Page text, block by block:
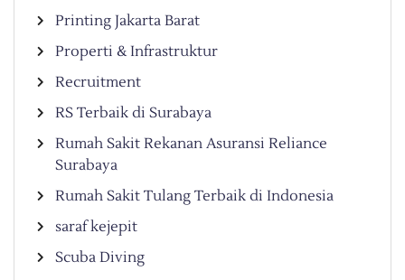
Printing Jakarta Barat
Properti & Infrastruktur
Recruitment
RS Terbaik di Surabaya
Rumah Sakit Rekanan Asuransi Reliance
Surabaya
Rumah Sakit Tulang Terbaik di Indonesia
saraf kejepit
Scuba Diving